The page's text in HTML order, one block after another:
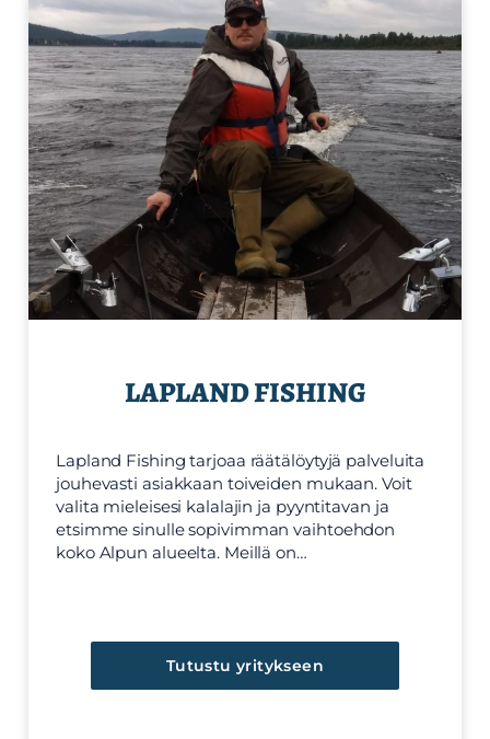
LAPLAND FISHING
Lapland Fishing tarjoaa räätälöytyjä palveluita
jouhevasti asiakkaan toiveiden mukaan. Voit
valita mieleisesi kalalajin ja pyyntitavan ja
etsimme sinulle sopivimman vaihtoehdon
koko Alpun alueelta. Meillä on…
Tutustu yritykseen